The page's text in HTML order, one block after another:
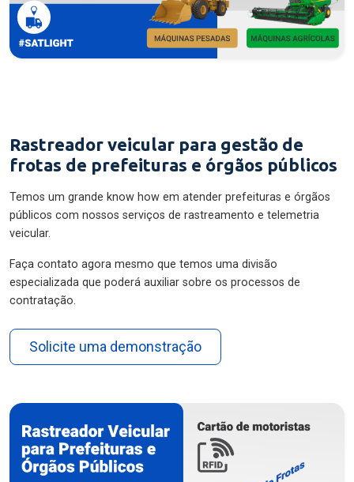
Rastreador veicular para gestão de
frotas de prefeituras e órgãos públicos
Temos um grande know how em atender prefeituras e órgãos
públicos com nossos serviços de rastreamento e telemetria
veicular.
Faça contato agora mesmo que temos uma divisão
especializada que poderá auxiliar sobre os processos de
contratação.
Solicite uma demonstração